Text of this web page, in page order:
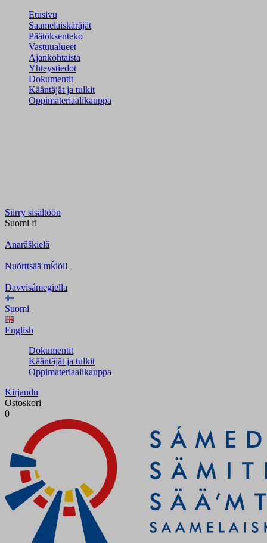
Etusivu
Saamelaiskäräjät
Päätöksenteko
Vastuualueet
Ajankohtaista
Yhteystiedot
Dokumentit
Kääntäjät ja tulkit
Oppimateriaalikauppa
Siirry sisältöön
Suomi fi
Anarâškielâ
Nuõrttsääʹmǩiõll
Davvisámegiella
Suomi
English
Dokumentit
Kääntäjät ja tulkit
Oppimateriaalikauppa
Kirjaudu
Ostoskori
0